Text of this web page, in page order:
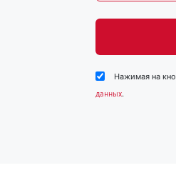
Нажимая на
данных.